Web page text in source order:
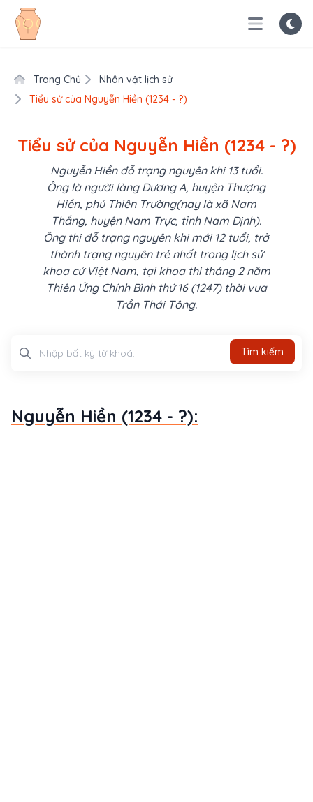
Trang Chủ
Nhân vật lịch sử
Tiểu sử của Nguyễn Hiền (1234 - ?)
Tiểu sử của Nguyễn Hiền (1234 - ?)
Nguyễn Hiền đỗ trạng nguyên khi 13 tuổi.
Ông là người làng Dương A, huyện Thượng
Hiền, phủ Thiên Trường(nay là xã Nam
Thắng, huyện Nam Trực, tỉnh Nam Định).
Ông thi đỗ trạng nguyên khi mới 12 tuổi, trở
thành trạng nguyên trẻ nhất trong lịch sử
khoa cử Việt Nam, tại khoa thi tháng 2 năm
Thiên Ứng Chính Bình thứ 16 (1247) thời vua
Trần Thái Tông.
Tìm kiếm
Nguyễn Hiền (1234 - ?):